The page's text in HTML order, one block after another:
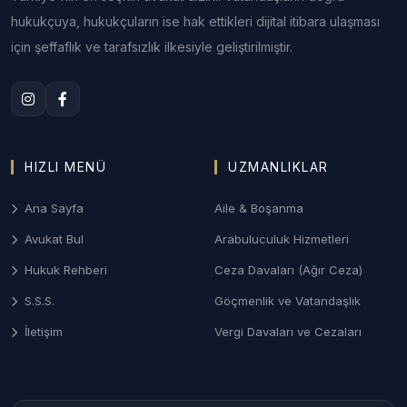
tazminat ve velayet süreçlerinin hassasiyetle
yönetimi.
mahkeme aşamalarında etkin ve sonuç odaklı
4. Sigorta ve Hasar Tazminatı
sonrası sigorta şirketlerinden tazminat tahsili ve
Sigorta Tahkim Komisyonu başvuruları.
hukukçuya, hukukçuların ise hak ettikleri dijital itibara ulaşması
için şeffaflık ve tarafsızlık ilkesiyle geliştirilmiştir.
HIZLI MENÜ
Ana Sayfa
Avukat Bul
Hukuk Rehberi
S.S.S.
İletişim
UZMANLIKLAR
Aile & Boşanma
Arabuluculuk Hizmetleri
Ceza Davaları (Ağır Ceza)
Göçmenlik ve Vatandaşlık
Vergi Davaları ve Cezaları